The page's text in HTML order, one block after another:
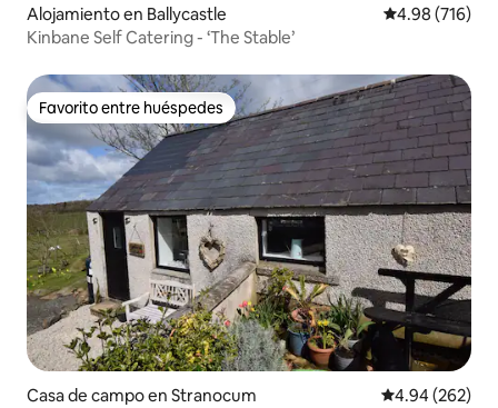
Alojamiento en Ballycastle Calificación
4.98 (716)
Kinbane Self Catering - ‘The Stable’
Favorito entre huéspedes
Favorito entre huéspedes
Casa de campo en Stranocum Calificación
4.94 (262)